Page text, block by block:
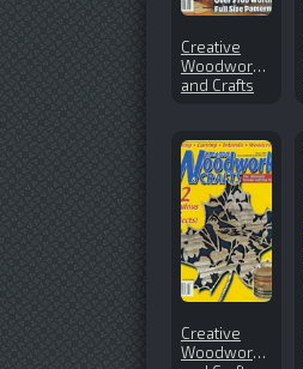
Creative
Woodworks
and Crafts
Creative
Woodworks